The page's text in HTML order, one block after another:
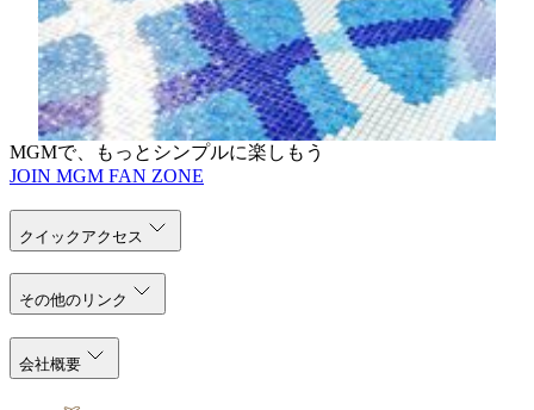
心地よい水流で体の疲れをほぐすハイドロセラピージ
ャグジーもあり、深く根付いたものを癒す時間を楽し
めます。
詳しく見る
MGMで、もっとシンプルに楽しもう
JOIN MGM FAN ZONE
クイックアクセス
その他のリンク
会社概要